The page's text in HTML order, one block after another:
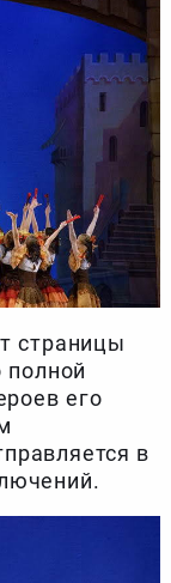
страницы
его
в